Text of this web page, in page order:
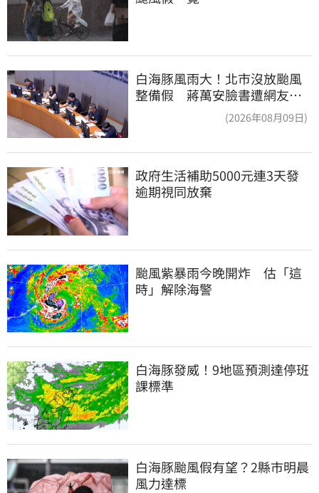
白海豚風雨大！北市沒放颱風
整備假 蔣萬安臉書遭網友灌
(2026年08月09日)
政府生活補助5000元連3天發
逾期視同放棄
颱風紫暴雨今晚開炸　估「這
時」解除海警
白海豚發威！9地區預測達停班
課標準
白海豚颱風假有望？2縣市明晨
風力達標